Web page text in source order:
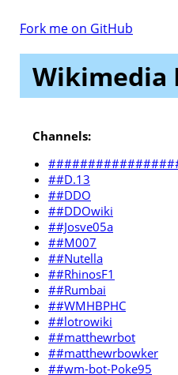
Fork me on GitHub
Wikimedia
Channels:
##D.13
##DDO
##DDOwiki
##Josve05a
##M007
##Nutella
##RhinosF1
##Rumbai
##WMHBPHC
##lotrowiki
##matthewrbot
##matthewrbowker
##wm-bot-Poke95